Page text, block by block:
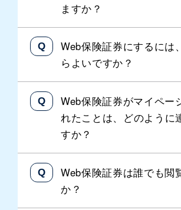
ますか？
Web保険証券にするには
らよいですか？
Web保険証券がマイペー
れたことは、どのように
すか？
Web保険証券は誰でも閲
か？